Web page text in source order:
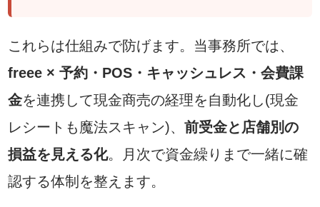
これらは仕組みで防げます。当事務所では、
freee × 予約・POS・キャッシュレス・会費課
金を連携して現金商売の経理を自動化し(現金
レシートも魔法スキャン)、前受金と店舗別の
損益を見える化。月次で資金繰りまで一緒に確
認する体制を整えます。